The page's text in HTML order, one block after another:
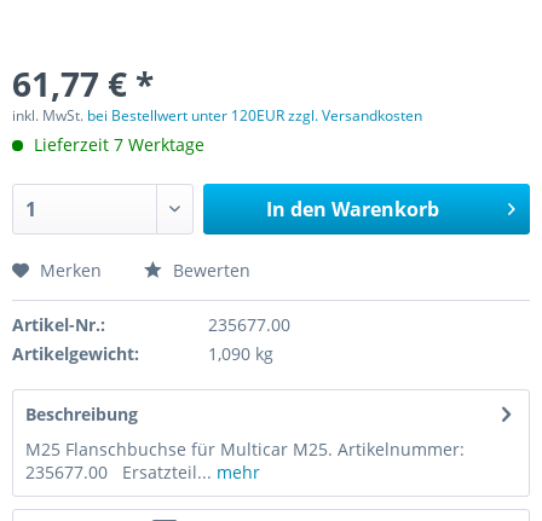
61,77 € *
inkl. MwSt. bei Bestellwert unter 120EUR zzgl. Versandkosten
Lieferzeit 7 Werktage
In den Warenkorb
Merken Bewerten
Artikel-Nr.:
235677.00
Artikelgewicht:
1,090 kg
Beschreibung
M25 Flanschbuchse für Multicar M25. Artikelnummer:
235677.00 Ersatzteil... mehr